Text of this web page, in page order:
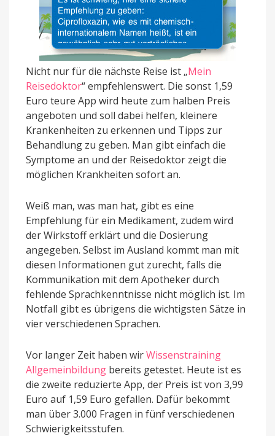
Nicht nur für die nächste Reise ist „Mein
Reisedoktor“ empfehlenswert. Die sonst 1,59
Euro teure App wird heute zum halben Preis
angeboten und soll dabei helfen, kleinere
Krankenheiten zu erkennen und Tipps zur
Behandlung zu geben. Man gibt einfach die
Symptome an und der Reisedoktor zeigt die
möglichen Krankheiten sofort an.
Weiß man, was man hat, gibt es eine
Empfehlung für ein Medikament, zudem wird
der Wirkstoff erklärt und die Dosierung
angegeben. Selbst im Ausland kommt man mit
diesen Informationen gut zurecht, falls die
Kommunikation mit dem Apotheker durch
fehlende Sprachkenntnisse nicht möglich ist. Im
Notfall gibt es übrigens die wichtigsten Sätze in
vier verschiedenen Sprachen.
Vor langer Zeit haben wirWissenstraining
Allgemeinbildung bereits getestet. Heute ist es
die zweite reduzierte App, der Preis ist von 3,99
Euro auf 1,59 Euro gefallen. Dafür bekommt
man über 3.000 Fragen in fünf verschiedenen
Schwierigkeitsstufen.